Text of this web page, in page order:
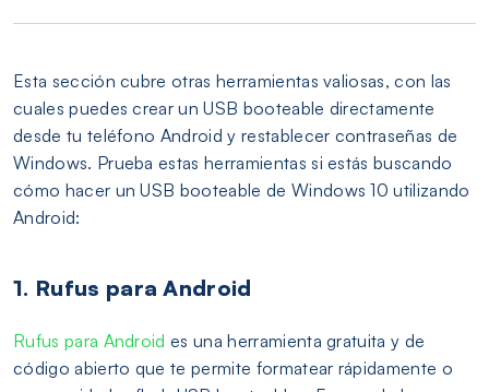
Esta sección cubre otras herramientas valiosas, con las
cuales puedes crear un USB booteable directamente
desde tu teléfono Android y restablecer contraseñas de
Windows. Prueba estas herramientas si estás buscando
cómo hacer un USB booteable de Windows 10 utilizando
Android:
1. Rufus para Android
Rufus para Android es una herramienta gratuita y de
código abierto que te permite formatear rápidamente o